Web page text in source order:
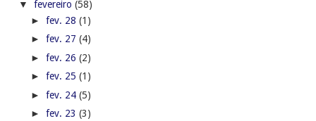
▼ fevereiro (58)
► fev. 28 (1)
► fev. 27 (4)
► fev. 26 (2)
► fev. 25 (1)
► fev. 24 (5)
► fev. 23 (3)